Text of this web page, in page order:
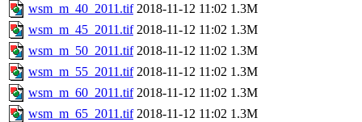
wsm_m_40_2011.tif 2018-11-12 11:02 1.3M
wsm_m_45_2011.tif 2018-11-12 11:02 1.3M
wsm_m_50_2011.tif 2018-11-12 11:02 1.3M
wsm_m_55_2011.tif 2018-11-12 11:02 1.3M
wsm_m_60_2011.tif 2018-11-12 11:02 1.3M
wsm_m_65_2011.tif 2018-11-12 11:02 1.3M